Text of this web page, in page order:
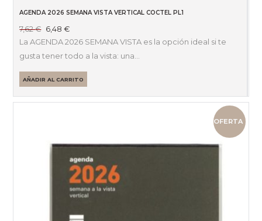
AGENDA 2026 SEMANA VISTA VERTICAL COCTEL PL1
7,62€ El
precio
era:
7,62 €.
6,48€El
precio
es:
6,48 €.
La AGENDA 2026 SEMANA VISTA es la opción ideal si te
gusta tener todo a la vista: una…
AÑADIR AL CARRITO
OFERTA